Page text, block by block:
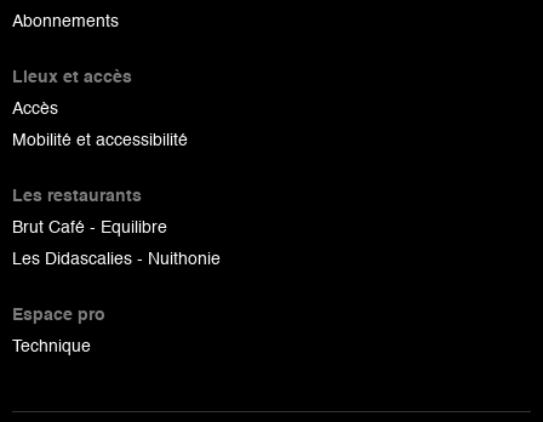
Abonnements
Lieux et accès
Accès
Mobilité et accessibilité
Les restaurants
Brut Café - Equilibre
Les Didascalies - Nuithonie
Espace pro
Technique